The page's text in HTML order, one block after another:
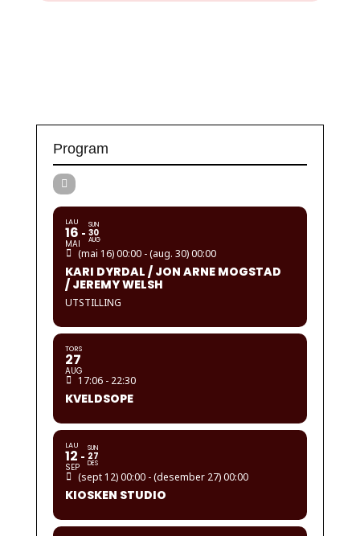
Program
LAU
16
MAI
SUN
30
AUG
(mai 16) 00:00 - (aug. 30) 00:00
KARI DYRDAL / JON ARNE MOGSTAD
/ JEREMY WELSH
UTSTILLING
TORS
27
AUG
17:06 - 22:30
KVELDSOPE
LAU
12
SEP
SUN
27
DES
(sept 12) 00:00 - (desember 27) 00:00
KIOSKEN STUDIO